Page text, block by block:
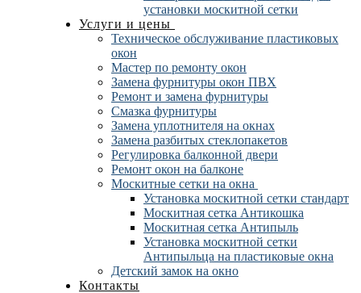
установки москитной сетки
Услуги и цены
Техническое обслуживание пластиковых
окон
Мастер по ремонту окон
Замена фурнитуры окон ПВХ
Ремонт и замена фурнитуры
Смазка фурнитуры
Замена уплотнителя на окнах
Замена разбитых стеклопакетов
Регулировка балконной двери
Ремонт окон на балконе
Москитные сетки на окна
Установка москитной сетки стандарт
Москитная сетка Антикошка
Москитная сетка Антипыль
Установка москитной сетки
Антипыльца на пластиковые окна
Детский замок на окно
Контакты